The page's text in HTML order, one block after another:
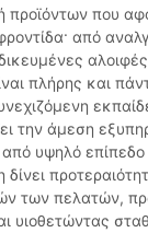
προϊόντων που
από
πλήρης και
την άμεση
υψηλό
των πελατών,
υιοθετώντας